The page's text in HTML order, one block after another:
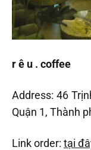
r ê u . coffee
Address: 46
Quận 1, Thành
Link order: tại